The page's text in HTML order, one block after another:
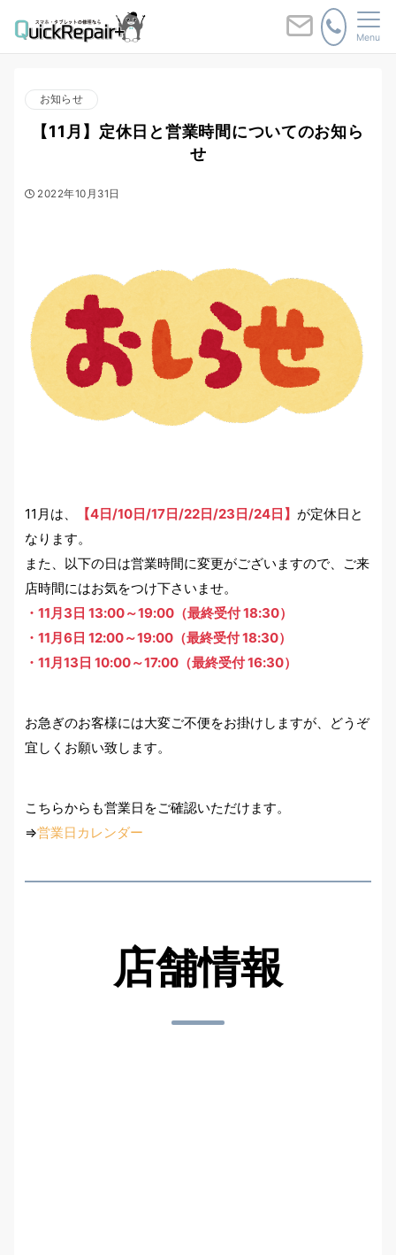
Menu
お知らせ
【11月】定休日と営業時間についてのお知ら
せ
2022年10月31日
11月は、 【4日/10日/17日/22日/23日/24日】 が定休日と
なります。
また、以下の日は営業時間に変更がございますので、ご来
店時間にはお気をつけ下さいませ。
・11月3日 13:00～19:00（最終受付 18:30）
・11月6日 12:00～19:00（最終受付 18:30）
・11月13日 10:00～17:00（最終受付 16:30）
お急ぎのお客様には大変ご不便をお掛けしますが、どうぞ
宜しくお願い致します。
こちらからも営業日をご確認いただけます。
⇒営業日カレンダー
店舗情報